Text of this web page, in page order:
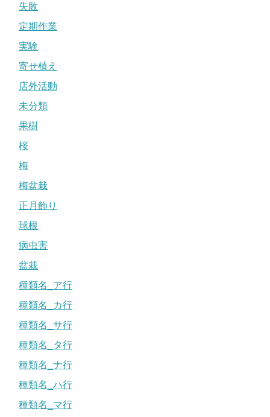
失敗
定期作業
実験
寄せ植え
店外活動
未分類
果樹
桜
梅
梅盆栽
正月飾り
球根
病虫害
盆栽
種類名_ア行
種類名_カ行
種類名_サ行
種類名_タ行
種類名_ナ行
種類名_ハ行
種類名_マ行